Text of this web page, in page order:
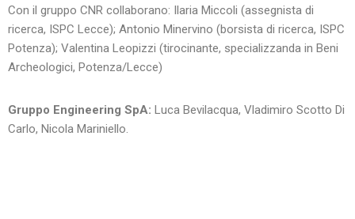
Con il gruppo CNR collaborano: Ilaria Miccoli (assegnista di
ricerca, ISPC Lecce); Antonio Minervino (borsista di ricerca, ISPC
Potenza); Valentina Leopizzi (tirocinante, specializzanda in Beni
Archeologici, Potenza/Lecce)
Gruppo Engineering SpA: Luca Bevilacqua, Vladimiro Scotto Di
Carlo, Nicola Mariniello.